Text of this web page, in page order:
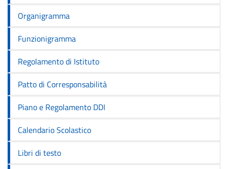
Organigramma
Funzionigramma
Regolamento di Istituto
Patto di Corresponsabilità
Piano e Regolamento DDI
Calendario Scolastico
Libri di testo